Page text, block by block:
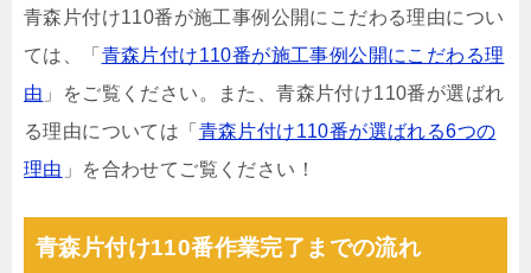
青森片付け110番が施工事例公開にこだわる理由につい
ては、「 青森片付け110番が施工事例公開にこだわる理
由 」をご覧ください。また、青森片付け110番が選ばれ
る理由については「 青森片付け110番が選ばれる6つの
理由 」を合わせてご覧ください！
青森片付け110番作業完了までの流れ